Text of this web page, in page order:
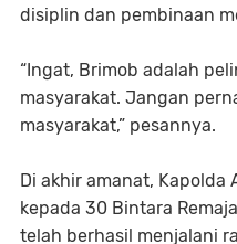
disiplin dan pembinaan
“Ingat, Brimob adalah
masyarakat. Jangan
masyarakat,” pesannya.
Di akhir amanat,
kepada 30 Bintara
telah berhasil menjalani